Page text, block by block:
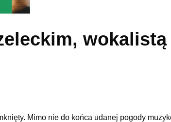
wokalistą
Mimo nie do końca udanej pogody